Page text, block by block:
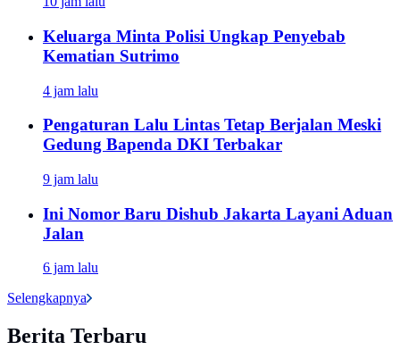
Keluarga Minta Polisi Ungkap Penyebab
Kematian Sutrimo
4 jam lalu
Pengaturan Lalu Lintas Tetap Berjalan Meski
Gedung Bapenda DKI Terbakar
9 jam lalu
Ini Nomor Baru Dishub Jakarta Layani Aduan
Jalan
6 jam lalu
Selengkapnya
Berita Terbaru